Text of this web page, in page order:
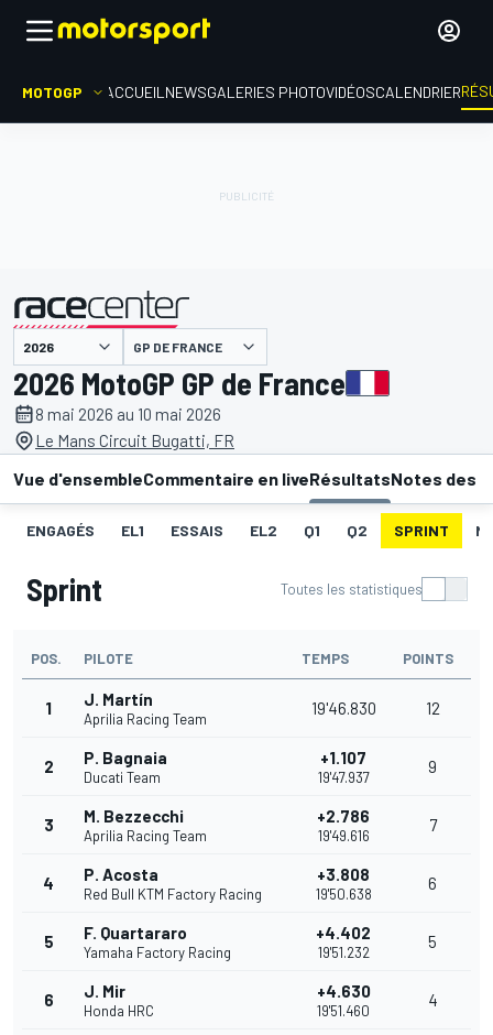
MOTOGP ACCUEIL NEWSGALERIES PHOTOVIDÉOSCALENDRIER
présenté par GP DE FRANCE
2026 MotoGP GP de France
8 mai 2026 au 10 mai 2026
Le Mans Circuit Bugatti, FR
Vue d'ensembleCommentaire en liveRésultatsNotes des
ENGAGÉS EL1 ESSAIS EL2 Q1 Q2 SPRINT
Sprint Toutes les statistiques
POS. PILOTE TEMPS POINTS
1 J. Martín
Aprilia Racing Team
19'46.830 12
2 P. Bagnaia
Ducati Team
+1.107
19'47.937
9
3 M. Bezzecchi
Aprilia Racing Team
+2.786
19'49.616
7
4 P. Acosta
Red Bull KTM Factory Racing
+3.808
19'50.638
6
5 F. Quartararo
Yamaha Factory Racing
+4.402
19'51.232
5
6 J. Mir
Honda HRC
+4.630
19'51.460
4